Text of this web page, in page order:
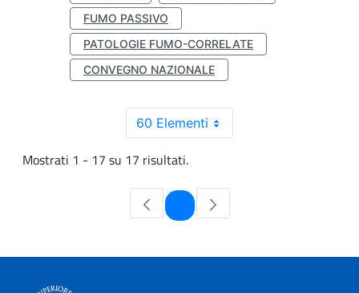
FUMO PASSIVO
PATOLOGIE FUMO-CORRELATE
CONVEGNO NAZIONALE
60 Elementi
Mostrati 1 - 17 su 17 risultati.
Pagina